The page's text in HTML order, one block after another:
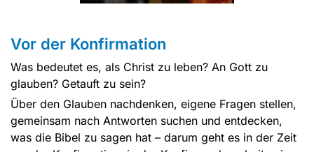
Vor der Konfirmation
Was bedeutet es, als Christ zu leben? An Gott zu
glauben? Getauft zu sein?
Über den Glauben nachdenken, eigene Fragen stellen,
gemeinsam nach Antworten suchen und entdecken,
was die Bibel zu sagen hat – darum geht es in der Zeit